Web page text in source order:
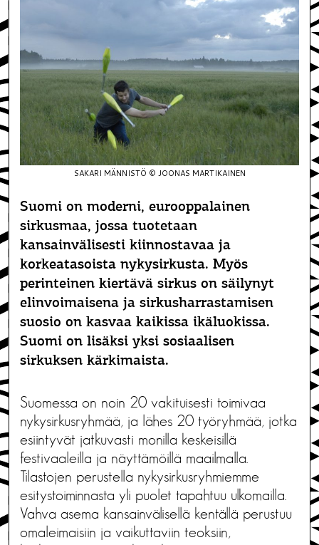
SAKARI MÄNNISTÖ © JOONAS MARTIKAINEN
Suomi on moderni, eurooppalainen
sirkusmaa, jossa tuotetaan
kansainvälisesti kiinnostavaa ja
korkeatasoista nykysirkusta. Myös
perinteinen kiertävä sirkus on säilynyt
elinvoimaisena ja sirkusharrastamisen
suosio on kasvaa kaikissa ikäluokissa.
Suomi on lisäksi yksi sosiaalisen
sirkuksen kärkimaista.
Suomessa on noin 20 vakituisesti toimivaa
nykysirkusryhmää, ja lähes 20 työryhmää, jotka
esiintyvät jatkuvasti monilla keskeisillä
festivaaleilla ja näyttämöillä maailmalla.
Tilastojen perustella nykysirkusryhmiemme
esitystoiminnasta yli puolet tapahtuu ulkomailla.
Vahva asema kansainvälisellä kentällä perustuu
omaleimaisiin ja vaikuttaviin teoksiin,